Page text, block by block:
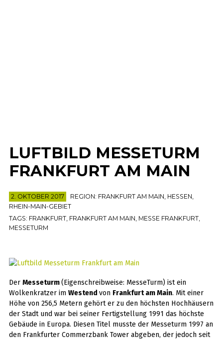
LUFTBILD MESSETURM
FRANKFURT AM MAIN
2. OKTOBER 2017 REGION: FRANKFURT AM MAIN, HESSEN,
RHEIN-MAIN-GEBIET
TAGS: FRANKFURT, FRANKFURT AM MAIN, MESSE FRANKFURT,
MESSETURM
Der Messeturm(Eigenschreibweise: MesseTurm) ist ein
Wolkenkratzer im Westend von Frankfurt am Main. Mit einer
Höhe von 256,5 Metern gehört er zu den höchsten Hochhäusern
der Stadt und war bei seiner Fertigstellung 1991 das höchste
Gebäude in Europa. Diesen Titel musste der Messeturm 1997 an
den Frankfurter Commerzbank Tower abgeben, der jedoch seit